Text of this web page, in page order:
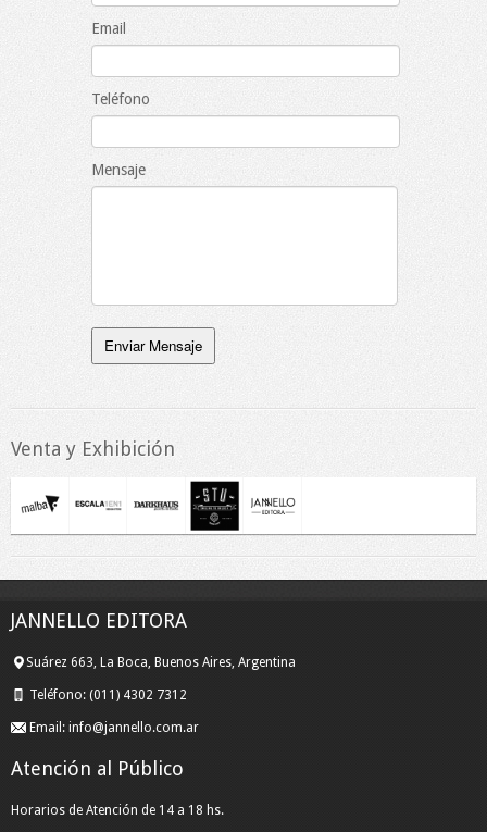
Email
Teléfono
Mensaje
Venta y Exhibición
JANNELLO EDITORA
Suárez 663, La Boca, Buenos Aires, Argentina
Teléfono: (011) 4302 7312
Email: info@jannello.com.ar
Atención al Público
Horarios de Atención de 14 a 18 hs.